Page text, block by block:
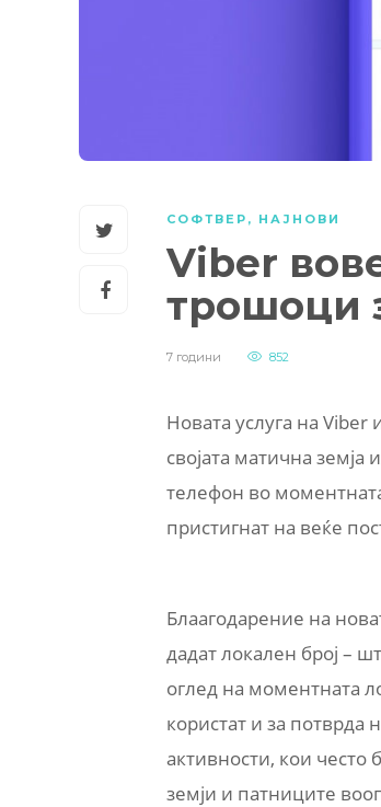
СОФТВЕР , НАЈНОВИ
Viber
трошоци
7 години 852
Новата услуга на
својата матична
телефон во
пристигнат на веќе
Блаагодарение на
дадат локален број –
оглед на моментната
користат и за потврда
активности, кои
земји и патниците